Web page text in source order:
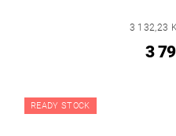
3 132,23
3
READY STOCK